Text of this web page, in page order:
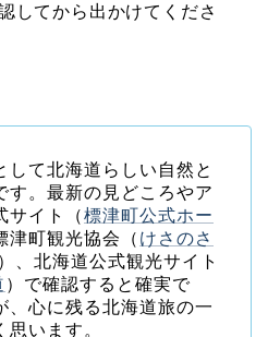
してから出かけてくださ
して北海道らしい自然と
す。最新の見どころやア
サイト（標津町公式ホー
津町観光協会（ けさのさ
）、北海道公式観光サイト
）で確認すると確実で
、心に残る北海道旅の一
います。